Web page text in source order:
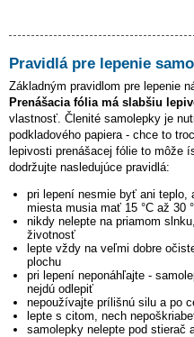
Pravidlá pre lepenie
Základným pravidlom pre lepenie
Prenášacia fólia má slabšiu
vlastnosť. Členité samolepky je
podkladového papiera - chce to
lepivosti prenášacej fólie to môže
dodržujte nasledujúce pravidlá:
pri lepení nesmie byť ani teplo,
miesta musia mať 15 °C až 30
nikdy nelepte na priamom
životnosť
lepte vždy na veľmi dobre
plochu
pri lepení neponáhľajte -
nejdú odlepiť
nepoužívajte prílišnú silu a po
lepte s citom, nech
samolepky nelepte pod stierač